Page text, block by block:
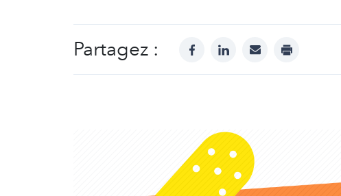
Partagez : facebooklinkedinmail print